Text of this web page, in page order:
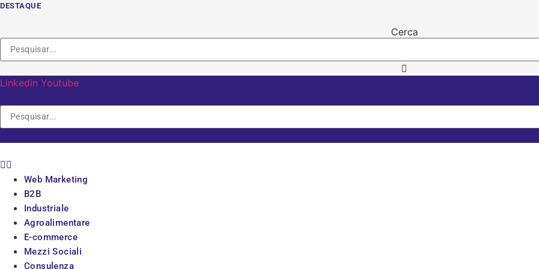
Vai
contenuto
DESTAQUE
Cerca
Linkedin Youtube
Web Marketing
B2B
Industriale
Agroalimentare
E-commerce
Mezzi Sociali
Consulenza